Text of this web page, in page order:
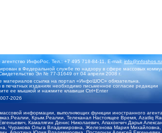
ИнфоРос. Тел.: +7 495 718-84-11, E-mail:info@infoshos.ru
в Федеральной службе по надзору в сфере массовых
Эл № 77-31649 от 04 апреля 2008 г.
материалов ссылка на портал «ИнфоШОС» обязательна.
печатных изданиях необходимо письменное согласие редакции
ее мышкой и нажмите клавиши Ctrl+Enter
2026
информации, выполняющих функции иностранного
Крым.Реалии, Телеканал Настоящее Время, Azatliq
Камалягин Денис Николаевич, Апахончич Дарья
Чуракова Ольга Владимировна, Железнова Мария